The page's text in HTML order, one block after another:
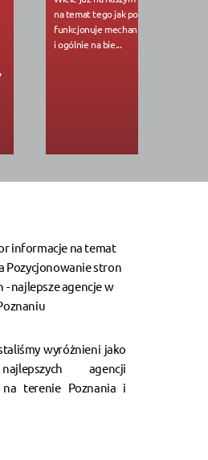
na temat tego jak pozycjonować, jak
funkcjonuje mechanizm optymalizacji
i ogólnie na bie...
wyróżnieni jako
agencji
na terenie Poznania i